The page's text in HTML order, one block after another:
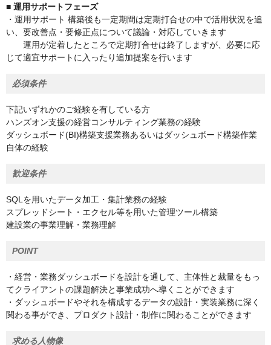
■ 運用サポートフェーズ
・運用サポート 構築後も一定期間は定期打合せの中で活用状況を追
い、要改善点・要修正点について議論・対応していきます
運用が定着したところで定期打合せは終了しますが、必要に応
じて適宜サポートに入ったり追加提案を行います
必須条件
下記いずれかのご経験を有している方
ハンズオン支援の経営コンサルティング業務の経験
ダッシュボード(BI)構築支援業務あるいはダッシュボード構築作業
自体の経験
歓迎条件
SQLを用いたデータ加工・集計業務の経験
スプレッドシート・エクセル等を用いた管理ツール構築
建設業の事業理解・業務理解
POINT
・経営・業務ダッシュボードを設計を通して、主体性と裁量をもっ
てクライアントの課題解決と事業成功へ導くことができます
・ダッシュボードやそれを構成するデータの設計・実装業務に深く
関わる事ができ、プロダクト設計・制作に関わることができます
求める人物像